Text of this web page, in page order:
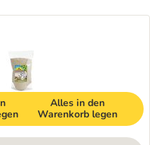
Alles in den
Warenkorb legen